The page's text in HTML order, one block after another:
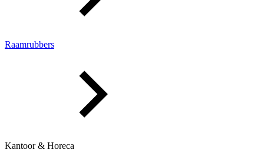
Raamrubbers
Kantoor & Horeca